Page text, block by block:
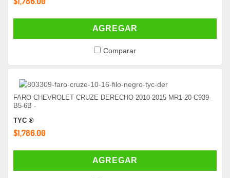
AGREGAR
Comparar
FARO CHEVROLET CRUZE DERECHO 2010-2015 MR1-20-C939-
B5-6B -
TYC ®
$1,786.00
AGREGAR